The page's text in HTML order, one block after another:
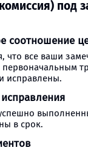
под
соотношение
что все ваши
первоначальным
исправлены.
в срок.